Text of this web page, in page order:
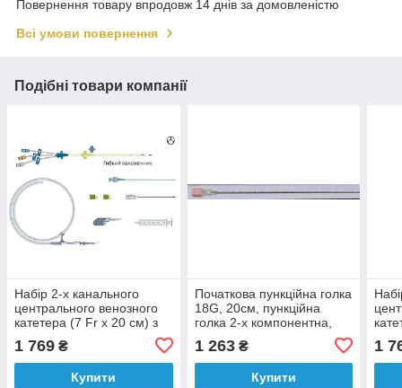
Повернення товару впродовж 14 днів за домовленістю
Всі умови повернення
Подібні товари компанії
Набір 2-х канального
центрального венозного
катетера (7 Fr x 20 см) з
1 769 ₴
Купити
Початкова пункційна голка
18G, 20см, пункційна
голка 2-х компонентна,
наконечник тип троакар
1 263₴
Купити
1